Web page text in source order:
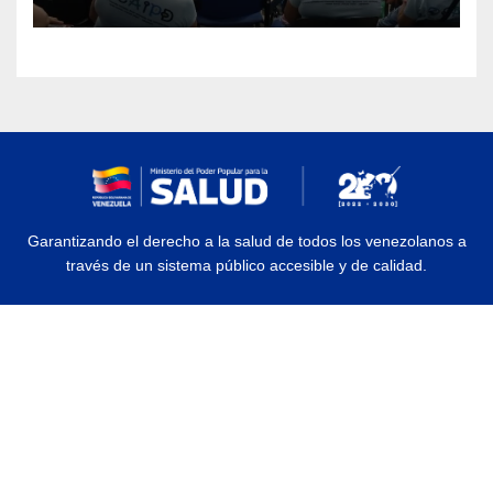
discapacidad
Garantizando el derecho a la salud de todos los venezolanos a
través de un sistema público accesible y de calidad.